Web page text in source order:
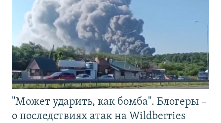
"Может ударить, как бомба". Блогеры –
о последствиях атак на Wildberries